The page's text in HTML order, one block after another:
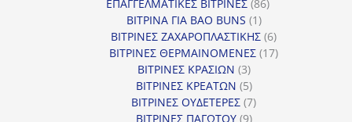
ΕΠΑΓΓΕΛΜΑΤΙΚΕΣ ΒΙΤΡΙΝΕΣ 86
ΒΙΤΡΙΝΑ ΓΙΑ BAO BUNS 11
προϊόν
ΒΙΤΡΙΝΕΣ ΖΑΧΑΡΟΠΛΑΣΤΙΚΗΣ 66
προϊόντα
ΒΙΤΡΙΝΕΣ ΘΕΡΜΑΙΝΟΜΕΝΕΣ 1717
ΒΙΤΡΙΝΕΣ ΚΡΑΣΙΩΝ 33
προϊόντα
ΒΙΤΡΙΝΕΣ ΚΡΕΑΤΩΝ 55
προϊόντα
ΒΙΤΡΙΝΕΣ ΟΥΔΕΤΕΡΕΣ 77
ΒΙΤΡΙΝΕΣ ΠΑΓΩΤΟΥ 99